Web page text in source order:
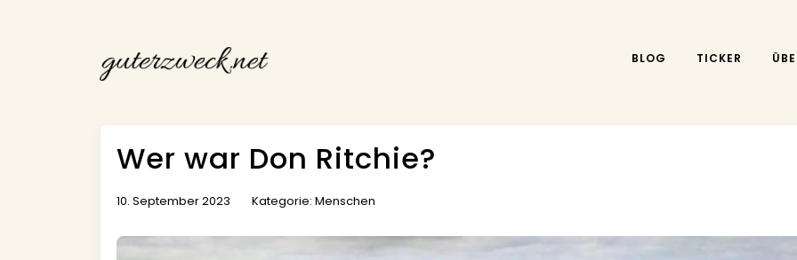
BLOG TICKER
Wer war Don Ritchie?
10. September 2023 Kategorie: Menschen